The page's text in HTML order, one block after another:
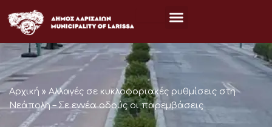
στο
περιεχόμενο
Αρχική » Αλλαγές σε κυκλοφοριακές ρυθμίσεις στη
Νεάπολη – Σε εννέα οδούς οι παρεμβάσεις